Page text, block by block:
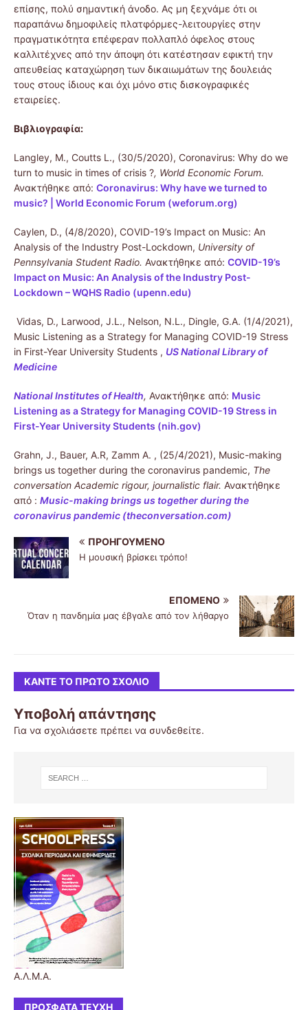
επίσης, πολύ σημαντική άνοδο. Ας μη ξεχνάμε ότι οι
παραπάνω δημοφιλείς πλατφόρμες-λειτουργίες στην
πραγματικότητα επέφεραν πολλαπλό όφελος στους
καλλιτέχνες από την άποψη ότι κατέστησαν εφικτή την
απευθείας καταχώρηση των δικαιωμάτων της δουλειάς
τους στους ίδιους και όχι μόνο στις δισκογραφικές
εταιρείες.
Βιβλιογραφία:
Langley, M., Coutts L., (30/5/2020), Coronavirus: Why do we
turn to music in times of crisis ?, World Economic Forum.
Ανακτήθηκε από: Coronavirus: Why have we turned to
music? | World Economic Forum (weforum.org)
Caylen, D., (4/8/2020), COVID-19’s Impact on Music: An
Analysis of the Industry Post-Lockdown, University of
Pennsylvania Student Radio. Ανακτήθηκε από: COVID-19’s
Impact on Music: An Analysis of the Industry Post-
Lockdown – WQHS Radio (upenn.edu)
Vidas, D., Larwood, J.L., Nelson, N.L., Dingle, G.A. (1/4/2021),
Music Listening as a Strategy for Managing COVID-19 Stress
in First-Year University Students , US National Library of
Medicine
National Institutes of Health, Ανακτήθηκε από: Music
Listening as a Strategy for Managing COVID-19 Stress in
First-Year University Students (nih.gov)
Grahn, J., Bauer, A.R, Zamm A. , (25/4/2021), Music-making
brings us together during the coronavirus pandemic, The
conversation Academic rigour, journalistic flair. Ανακτήθηκε
από : Music-making brings us together during the
coronavirus pandemic (theconversation.com)
ΠΡΟΗΓΟΎΜΕΝΟ
Η μουσική βρίσκει τρόπο!
ΕΠΌΜΕΝΟ
Όταν η πανδημία μας έβγαλε από τον λήθαργο
ΚΆΝΤΕ ΤΟ ΠΡΏΤΟ ΣΧΌΛΙΟ
Υποβολή απάντησης
Για να σχολιάσετε πρέπει να συνδεθείτε.
Α.Λ.Μ.Α.
ΠΡΌΣΦΑΤΑ ΤΕΎΧΗ